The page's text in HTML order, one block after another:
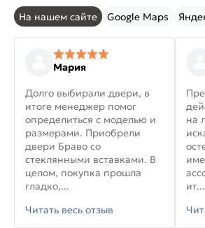
На нашем сайте Google Maps
Мария
Долго выбирали двери, в
итоге менеджер помог
определиться с моделью и
размерами. Приобрели
двери Браво со
стеклянными вставками. В
целом, покупка прошла
гладко,...
Читать весь отзыв
на
ит...